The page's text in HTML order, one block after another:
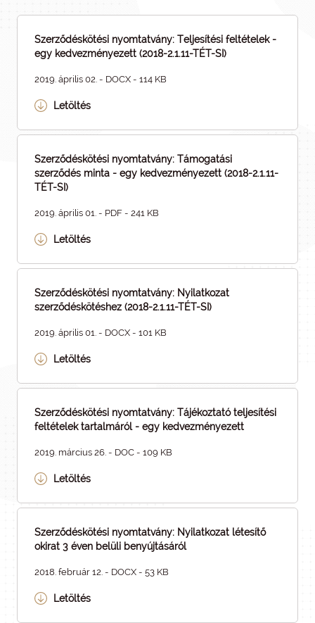
Szerződéskötési nyomtatvány: Teljesítési feltételek -
egy kedvezményezett (2018-2.1.11-TÉT-SI)
2019. április 02. - DOCX - 114 KB
Letöltés
Szerződéskötési nyomtatvány: Támogatási
szerződés minta - egy kedvezményezett (2018-2.1.11-
TÉT-SI)
2019. április 01. - PDF - 241 KB
Letöltés
Szerződéskötési nyomtatvány: Nyilatkozat
szerződéskötéshez (2018-2.1.11-TÉT-SI)
2019. április 01. - DOCX - 101 KB
Letöltés
Szerződéskötési nyomtatvány: Tájékoztató teljesítési
feltételek tartalmáról - egy kedvezményezett
2019. március 26. - DOC - 109 KB
Letöltés
Szerződéskötési nyomtatvány: Nyilatkozat létesítő
okirat 3 éven belüli benyújtásáról
2018. február 12. - DOCX - 53 KB
Letöltés